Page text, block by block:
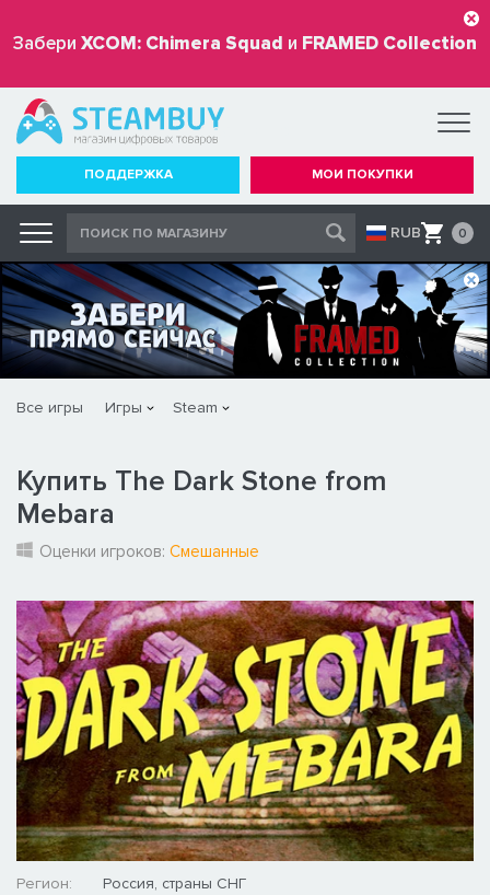
Забери XCOM: Chimera Squad и FRAMED Collection
бесплатно
ПОДДЕРЖКА МОИ ПОКУПКИ
RUB 0
Все игры Игры Steam
Купить The Dark Stone from
Mebara
Оценки игроков: Смешанные
Регион:
Россия, страны СНГ